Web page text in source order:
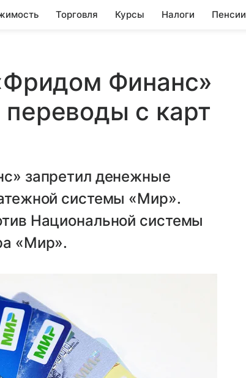
Торговля Курсы Налоги Пенсии
Финанс»
с карт
запретил денежные
системы «Мир».
Национальной системы
«Мир».